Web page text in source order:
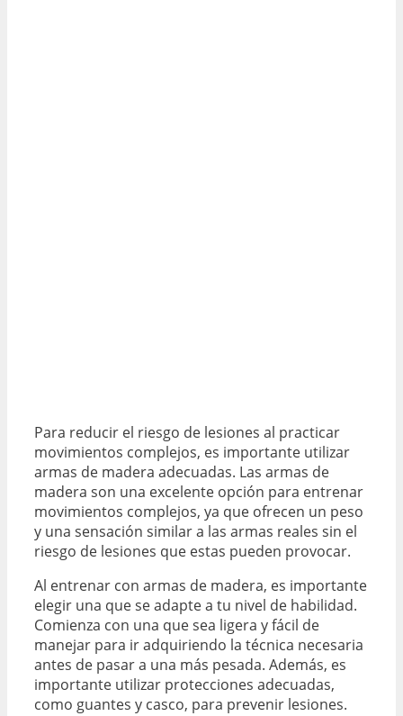
Para reducir el riesgo de lesiones al practicar
movimientos complejos, es importante utilizar
armas de madera adecuadas. Las armas de
madera son una excelente opción para entrenar
movimientos complejos, ya que ofrecen un peso
y una sensación similar a las armas reales sin el
riesgo de lesiones que estas pueden provocar.
Al entrenar con armas de madera, es importante
elegir una que se adapte a tu nivel de habilidad.
Comienza con una que sea ligera y fácil de
manejar para ir adquiriendo la técnica necesaria
antes de pasar a una más pesada. Además, es
importante utilizar protecciones adecuadas,
como guantes y casco, para prevenir lesiones.